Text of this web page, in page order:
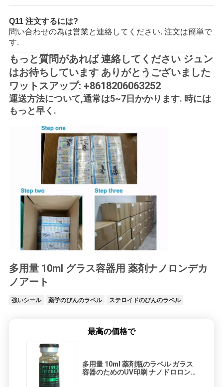
Q11 注文するには?
問い合わせの為は営業と連絡してください. 注文は簡単で
す.
もっと質問があれば 連絡してください ジュン
はお待ちしています ありがとうございました
ワットスアップ: +8618206063252
運送方法について,通常は5~7日かかります. 時には
もっと早く.
多用量 10ml グラス容器用 薬剤ナノロンデカ
ノアート
強いシール 薬学のびんのラベル ステロイドのびんのラベル
最高の価格で
多用量 10ml 薬剤瓶のラベル ガラス
容器のためのUV印刷 ナノドロロン